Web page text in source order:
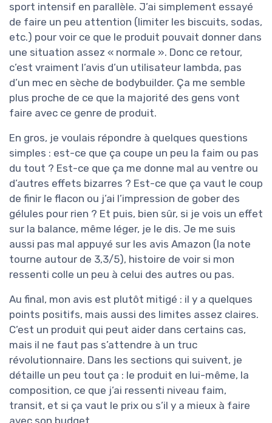
sport intensif en parallèle. J’ai simplement essayé
de faire un peu attention (limiter les biscuits, sodas,
etc.) pour voir ce que le produit pouvait donner dans
une situation assez « normale ». Donc ce retour,
c’est vraiment l’avis d’un utilisateur lambda, pas
d’un mec en sèche de bodybuilder. Ça me semble
plus proche de ce que la majorité des gens vont
faire avec ce genre de produit.
En gros, je voulais répondre à quelques questions
simples : est-ce que ça coupe un peu la faim ou pas
du tout ? Est-ce que ça me donne mal au ventre ou
d’autres effets bizarres ? Est-ce que ça vaut le coup
de finir le flacon ou j’ai l’impression de gober des
gélules pour rien ? Et puis, bien sûr, si je vois un effet
sur la balance, même léger, je le dis. Je me suis
aussi pas mal appuyé sur les avis Amazon (la note
tourne autour de 3,3/5), histoire de voir si mon
ressenti colle un peu à celui des autres ou pas.
Au final, mon avis est plutôt mitigé : il y a quelques
points positifs, mais aussi des limites assez claires.
C’est un produit qui peut aider dans certains cas,
mais il ne faut pas s’attendre à un truc
révolutionnaire. Dans les sections qui suivent, je
détaille un peu tout ça : le produit en lui-même, la
composition, ce que j’ai ressenti niveau faim,
transit, et si ça vaut le prix ou s’il y a mieux à faire